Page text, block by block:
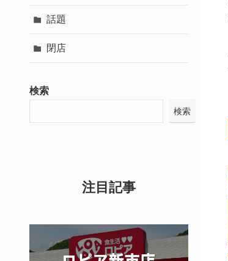
話題
閉店
検索
検索
注目記事